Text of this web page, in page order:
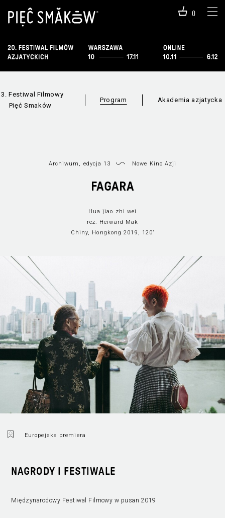
0
Festiwal Filmowy
Pięć Smaków
Program
Informacje o
programie
Akademia azjatycka
Archiwum, edycja 13 Nowe Kino Azji
FAGARA
Hua jiao zhi wei
reż. Heiward Mak
Chiny, Hongkong 2019, 120’
Europejska premiera
NAGRODY I FESTIWALE
Międzynarodowy Festiwal Filmowy w pusan 2019